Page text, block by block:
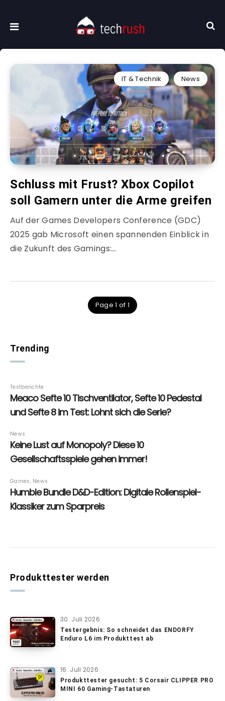
IT & Technik News
Schluss mit Frust? Xbox Copilot
soll Gamern unter die Arme greifen
Auf der Games Developers Conference (GDC)
2025 gab Microsoft einen spannenden Einblick in
die Zukunft des Gamings:…
Page 1 of 1
Trending
Produkttester werden
30. Juli 2026
Testergebnis: So schneidet das ENDORFY
Enduro L6 im Produkttest ab
16. Juli 2026
Produkttester gesucht: 5 Corsair CLIPPER PRO
MINI 60 Gaming-Tastaturen